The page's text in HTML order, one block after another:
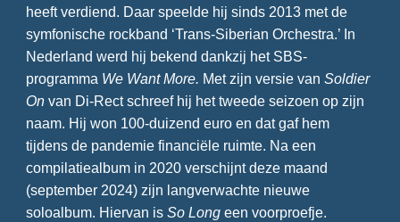
heeft verdiend. Daar speelde hij sinds 2013 met de
symfonische rockband ‘Trans-Siberian Orchestra.’ In
Nederland werd hij bekend dankzij het SBS-
programma We Want More. Met zijn versie van Soldier
On van Di-Rect schreef hij het tweede seizoen op zijn
naam. Hij won 100-duizend euro en dat gaf hem
tijdens de pandemie financiële ruimte. Na een
compilatiealbum in 2020 verschijnt deze maand
(september 2024) zijn langverwachte nieuwe
soloalbum. Hiervan is So Longeen voorproefje.